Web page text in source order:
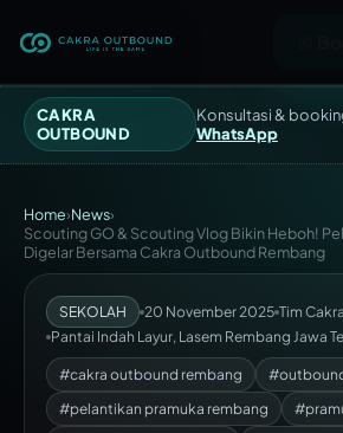
CAKRA
OUTBOUND
Konsultasi &
WhatsApp
Home›News›
Scouting GO & Scouting Vlog Bikin Heboh!
Digelar Bersama Cakra Outbound Rembang
SEKOLAH 20 November 2025 Tim
Pantai Indah Layur, Lasem Rembang Jawa
#cakra outbound rembang
#pelantikan pramuka rembang